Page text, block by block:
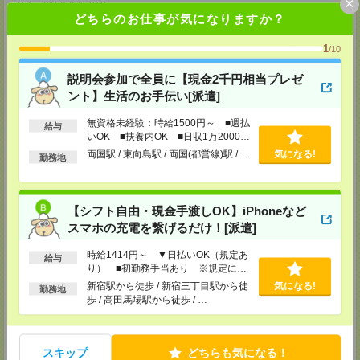
どちらのお仕事が気になりますか？
1/10
説明会参加で全員に【現金2千円相当プレゼ
ント】生活のお手伝い[派遣]
給与
無資格未経験：時給1500円～ ■週払
いOK ■扶養内OK ■日収1万2000円
以上
勤務地 両国駅 / 東向島駅 / 両国(都営線)駅 / … 気になる!
【シフト自由・現金手渡しOK】iPhoneなど
スマホの充電を繋げるだけ！[派遣]
給与
時給1414円～ ▼日払いOK（規定あ
り） ■初勤務手当あり ※規定によ
る
勤務地
新宿駅から徒歩 / 新宿三丁目駅から徒
歩 / 高田馬場駅から徒歩 / …
気になる!
スキップ どちらも気になる！
TEL：0120-935-218
tenshoku@nikken-ts.jp
メディカルケア事業部 新宿オフィス
東京都新宿区新宿2-3-10 新宿御苑ビル6階
TEL：0120-457-235
MAIL：tenshoku@nikken-ts.jp
担当：採用担当
メディカルケア事業部 立川事業所
TEL：0120-934-200
担当：採用担当
メディカルケア事業部 町田オフィス
東京都町田市森野1-7-23 大樹生命町田ビル6F
TEL：0120-453-285
担当：採用担当
メディカルケア事業部 横浜オフィス
神奈川県横浜市保土ケ谷区神戸町134 横浜ビジネスパークサウスタワー
2F B区画
TEL：0120-901-799
MAIL：
tenshoku@nikken-ts.jp
担当：採用担当